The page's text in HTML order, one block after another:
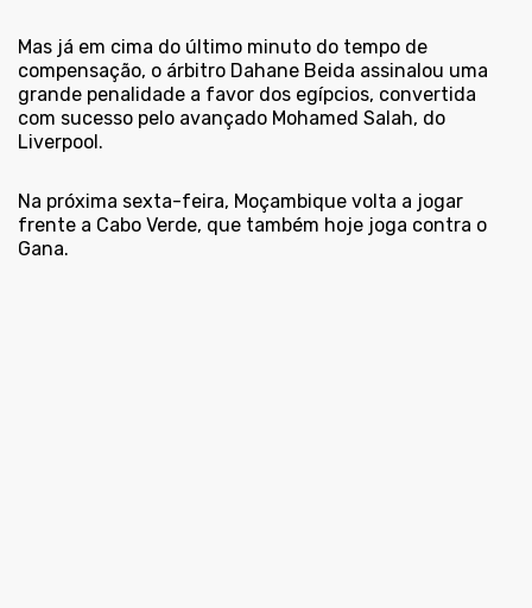
Mas já em cima do último minuto do tempo de
compensação, o árbitro Dahane Beida assinalou uma
grande penalidade a favor dos egípcios, convertida
com sucesso pelo avançado Mohamed Salah, do
Liverpool.
Na próxima sexta-feira, Moçambique volta a jogar
frente a Cabo Verde, que também hoje joga contra o
Gana.